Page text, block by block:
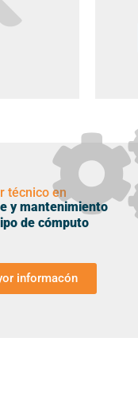
técnico en
y mantenimiento
de cómputo
informacón